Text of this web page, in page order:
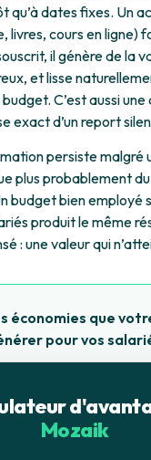
qu’à dates fixes. Un
livres, cours en ligne)
il génère de la
et lisse
C’est aussi
exact d’un report
persiste
plus probablement
budget bien employé
produit le même
: une valeur qui
économies que
pour vos
Mozaik